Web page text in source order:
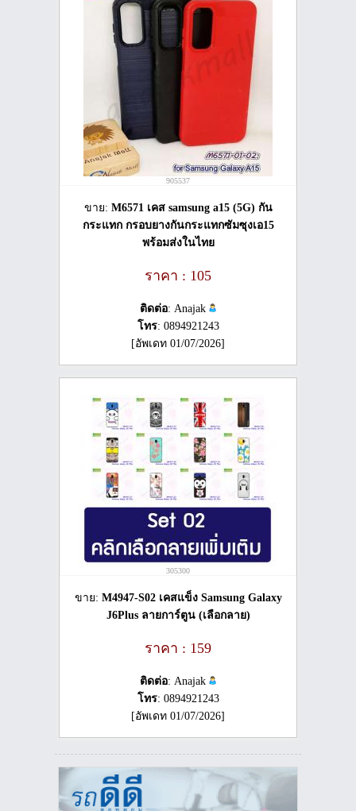
905537
ขาย: M6571 เคส samsung a15 (5G) กัน
กระแทก กรอบยางกันกระแทกซัมซุงเอ15
พร้อมส่งในไทย
ราคา : 105
ติดต่อ: Anajak
โทร: 0894921243
[อัพเดท 01/07/2026]
305300
ขาย: M4947-S02 เคสแข็ง Samsung Galaxy
J6Plus ลายการ์ตูน (เลือกลาย)
ราคา : 159
ติดต่อ: Anajak
โทร: 0894921243
[อัพเดท 01/07/2026]